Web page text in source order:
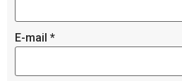
E-mail *